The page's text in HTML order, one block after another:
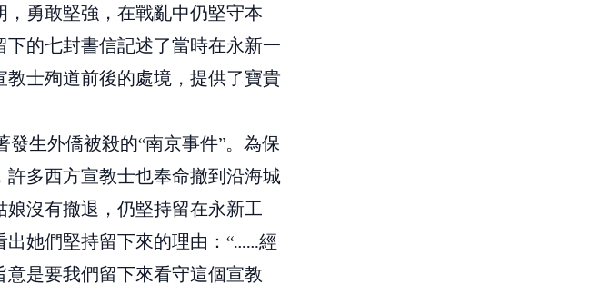
勇敢堅強，在戰亂中仍堅守本
的七封書信記述了當時在永新一
士殉道前後的處境，提供了寶貴
發生外僑被殺的“南京事件”。為保
多西方宣教士也奉命撤到沿海城
沒有撤退，仍堅持留在永新工
她們堅持留下來的理由：“……經
是要我們留下來看守這個宣教